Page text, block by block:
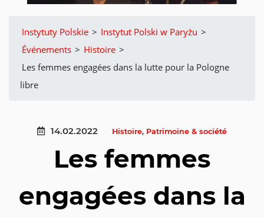
Instytuty Polskie > Instytut Polski w Paryżu >
Événements > Histoire >
Les femmes engagées dans la lutte pour la Pologne
libre
14.02.2022 Histoire, Patrimoine & société
Les femmes
engagées dans la